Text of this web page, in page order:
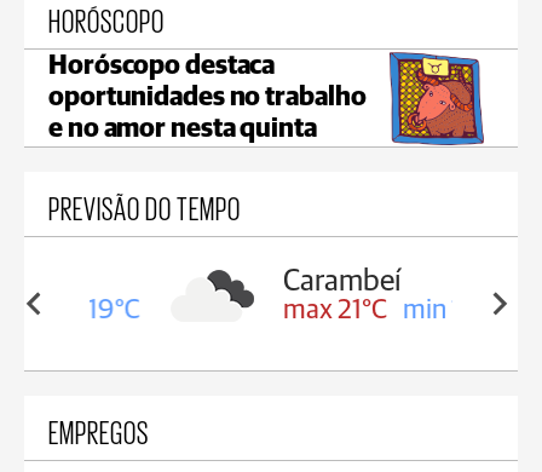
HORÓSCOPO
Horóscopo destaca
oportunidades no trabalho
e no amor nesta quinta
PREVISÃO DO TEMPO
19°C
Carambeí
max 21°C min 18°C
EMPREGOS